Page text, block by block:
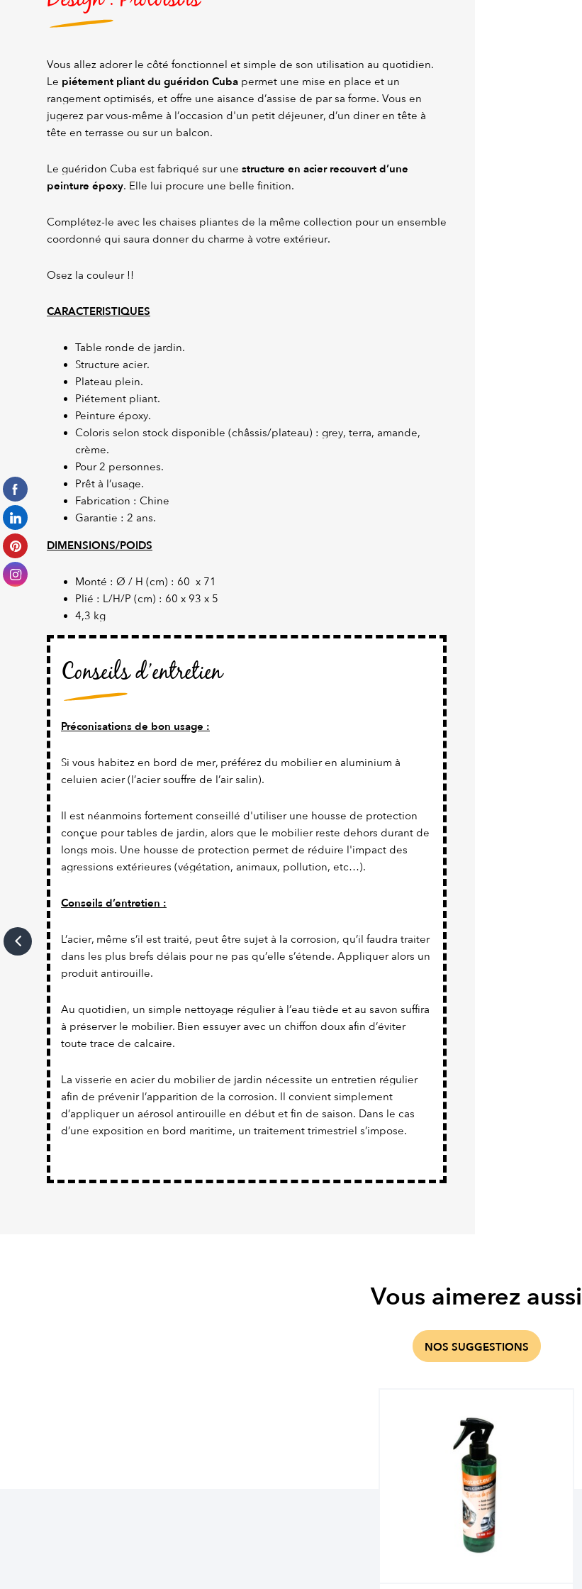
Vous allez adorer le côté fonctionnel et simple de son utilisation au quotidien.
Le piétement pliant du guéridon Cuba permet une mise en place et un
rangement optimisés, et offre une aisance d’assise de par sa forme. Vous en
jugerez par vous-même à l’occasion d'un petit déjeuner, d’un diner en tête à
tête en terrasse ou sur un balcon.
Le guéridon Cuba est fabriqué sur une structure en acier recouvert d’une
peinture époxy. Elle lui procure une belle finition.
Complétez-le avec les chaises pliantes de la même collection pour un ensemble
coordonné qui saura donner du charme à votre extérieur.
Osez la couleur !!
CARACTERISTIQUES
Table ronde de jardin.
Structure acier.
Plateau plein.
Piétement pliant.
Peinture époxy.
Coloris selon stock disponible (châssis/plateau) : grey, terra, amande,
crème.
Pour 2 personnes.
Prêt à l’usage.
Fabrication : Chine
Garantie : 2 ans.
DIMENSIONS/POIDS
Monté : Ø / H (cm) : 60 x 71
Plié : L/H/P (cm) : 60 x 93 x 5
4,3 kg
Conseils d’entretien
Préconisations de bon usage :
Si vous habitez en bord de mer, préférez du mobilier en aluminium à
celuien acier (l’acier souffre de l’air salin).
Il est néanmoins fortement conseillé d'utiliser une housse de protection
conçue pour tables de jardin, alors que le mobilier reste dehors durant de
longs mois. Une housse de protection permet de réduire l'impact des
agressions extérieures (végétation, animaux, pollution, etc…).
Conseils d’entretien :
L’acier, même s’il est traité, peut être sujet à la corrosion, qu’il faudra traiter
dans les plus brefs délais pour ne pas qu’elle s’étende. Appliquer alors un
produit antirouille.
Au quotidien, un simple nettoyage régulier à l’eau tiède et au savon suffira
à préserver le mobilier. Bien essuyer avec un chiffon doux afin d’éviter
toute trace de calcaire.
La visserie en acier du mobilier de jardin nécessite un entretien régulier
afin de prévenir l’apparition de la corrosion. Il convient simplement
d’appliquer un aérosol antirouille en début et fin de saison. Dans le cas
d’une exposition en bord maritime, un traitement trimestriel s’impose.
Vous aimerez aussi
NOS SUGGESTIONS